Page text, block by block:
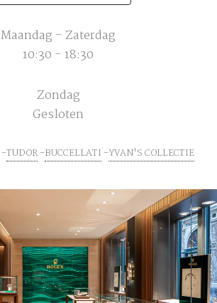
Maandag - Zaterdag
10:30 - 18:30
Zondag
Gesloten
TUDOR BUCCELLATI YVAN'S COLLECTIE